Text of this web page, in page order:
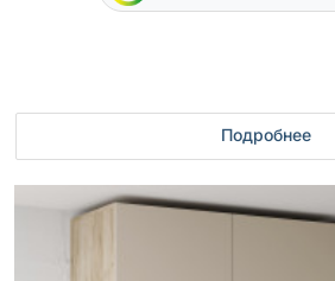
Подробнее